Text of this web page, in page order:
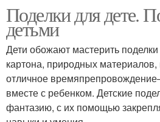
Разные поделки
Поделки для дете.
детьми
Дети обожают мастерить
картона, природных
отличное
вместе с ребенком. Детские
фантазию, с их помощью